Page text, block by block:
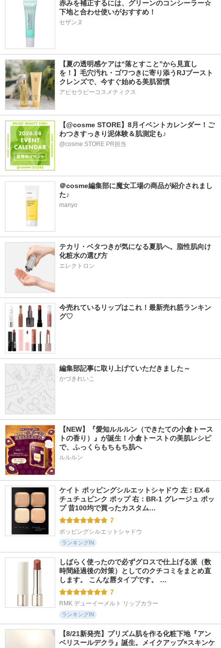
赤みを補正するには、グリーンのコンシーラー☆
下地と合わせ使いがおすすめ！
セザンヌ
【夏の透明感ケアは“落とすこと”から見直し
を！】毛穴汚れ・ゴワつきに寄り添うRJブースト
クレンズで、今すぐ始める美肌習慣
アピセラピーコスメティクス
【@cosme STORE】8月イベントカレンダー！ご
わつきすっきり泥体験＆肌測定も♪
@cosme STORE PR担当
＠cosme編集部に魔女工場の商品が紹介されまし
た♪
manyo
テカリ・ベタつきが気になる夏肌へ。脂性肌向け
化粧水の選び方
エレクトロン
今売れているリップはこれ！最新売れ筋ランキン
グ♡
編集部記事に取り上げていただきました～
かづきれいこ
【NEW】『愛知ルルルン（できたての小倉トース
トの香り）』が誕生！小倉トーストの美肌レシピ
で、ふっくらもちもち肌へ
ルルルン
ケイト ポッピングシルエットシャドウ 左：EX-6
チュチュピンク ポップ 右：BR-1 グレージュ ポッ
プ 昔100均で買ったカスタム…
7
ポッピングシルエットシャドウ
ランキングIN
しばらく使ったので必ずグロスで仕上げる派（数
時間経過後の対策）としてのクチコミをまとめ直
します。 こんな唇タイプです。 …
7
RMK デューイーメルト リップカラー
ランキングIN
【8/21新発売】プリズム肌を作る化粧下地『アン
ベリスールデクラ』誕生。メイクアップ×スキンケ